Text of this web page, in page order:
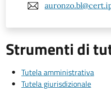
Strumenti di
Tutela amministrativa
Tutela giurisdizionale